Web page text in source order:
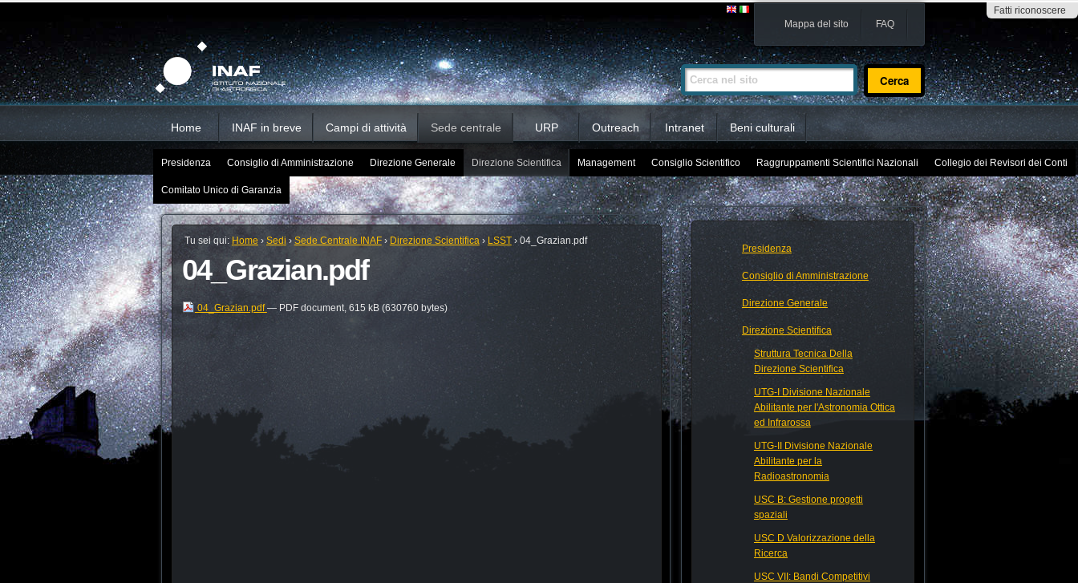
Fatti riconoscere
contenuti.
Salta
alla
navigazione
Mappa del sito FAQ
Cerca nel sito
Ricerca
avanzata…
Home INAF in breve Campi di attività Sede centrale URP Outreach Intranet Beni culturali
Presidenza Consiglio di Amministrazione Direzione Generale Direzione Scientifica Management Consiglio Scientifico Raggruppamenti Scientifici Nazionali Collegio dei Revisori dei Conti
Comitato Unico di Garanzia
Tu sei qui: Home › Sedi › Sede Centrale INAF › Direzione Scientifica › LSST › 04_Grazian.pdf
04_Grazian.pdf
04_Grazian.pdf— PDF document, 615 kB (630760 bytes)
Presidenza
Consiglio di Amministrazione
Direzione Generale
Direzione Scientifica
Struttura Tecnica Della
Direzione Scientifica
UTG-I Divisione Nazionale
Abilitante per l'Astronomia Ottica
ed Infrarossa
UTG-II Divisione Nazionale
Abilitante per la
Radioastronomia
USC B: Gestione progetti
spaziali
USC D Valorizzazione della
Ricerca
USC VII: Bandi Competitivi